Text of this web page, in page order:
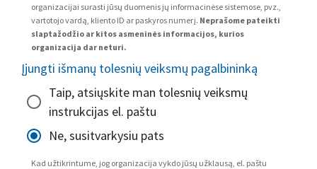
organizacijai surasti jūsų duomenis jų informacinėse sistemose, pvz.,
vartotojo vardą, kliento ID ar paskyros numerį. Neprašome pateikti
slaptažodžio ar kitos asmeninės informacijos, kurios
organizacija dar neturi.
Įjungti išmanų tolesnių veiksmų pagalbininką
Taip, atsiųskite man tolesnių veiksmų
instrukcijas el. paštu
Ne, susitvarkysiu pats
Kad užtikrintume, jog organizacija vykdo jūsų užklausą, el. paštu